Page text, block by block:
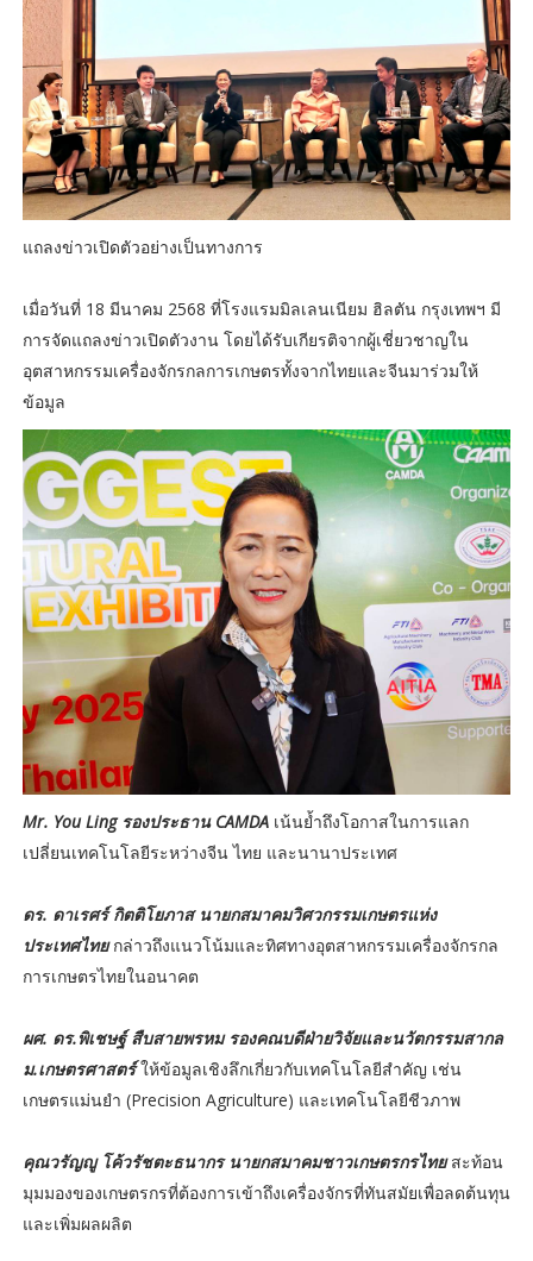
แถลงข่าวเปิดตัวอย่างเป็นทางการ
เมื่อวันที่ 18 มีนาคม 2568 ที่โรงแรมมิลเลนเนียม ฮิลตัน กรุงเทพฯ มี
การจัดแถลงข่าวเปิดตัวงาน โดยได้รับเกียรติจากผู้เชี่ยวชาญใน
อุตสาหกรรมเครื่องจักรกลการเกษตรทั้งจากไทยและจีนมาร่วมให้
ข้อมูล
Mr. You Ling รองประธาน CAMDAเน้นย้ำถึงโอกาสในการแลก
เปลี่ยนเทคโนโลยีระหว่างจีน ไทย และนานาประเทศ
ดร. ดาเรศร์ กิตติโยภาส นายกสมาคมวิศวกรรมเกษตรแห่ง
ประเทศไทยกล่าวถึงแนวโน้มและทิศทางอุตสาหกรรมเครื่องจักรกล
การเกษตรไทยในอนาคต
ผศ. ดร.พิเชษฐ์ สืบสายพรหม รองคณบดีฝ่ายวิจัยและนวัตกรรมสากล
ม.เกษตรศาสตร์ให้ข้อมูลเชิงลึกเกี่ยวกับเทคโนโลยีสำคัญ เช่น
เกษตรแม่นยำ (Precision Agriculture) และเทคโนโลยีชีวภาพ
คุณวรัญญู โค้วรัชตะธนากร นายกสมาคมชาวเกษตรกรไทยสะท้อน
มุมมองของเกษตรกรที่ต้องการเข้าถึงเครื่องจักรที่ทันสมัยเพื่อลดต้นทุน
และเพิ่มผลผลิต